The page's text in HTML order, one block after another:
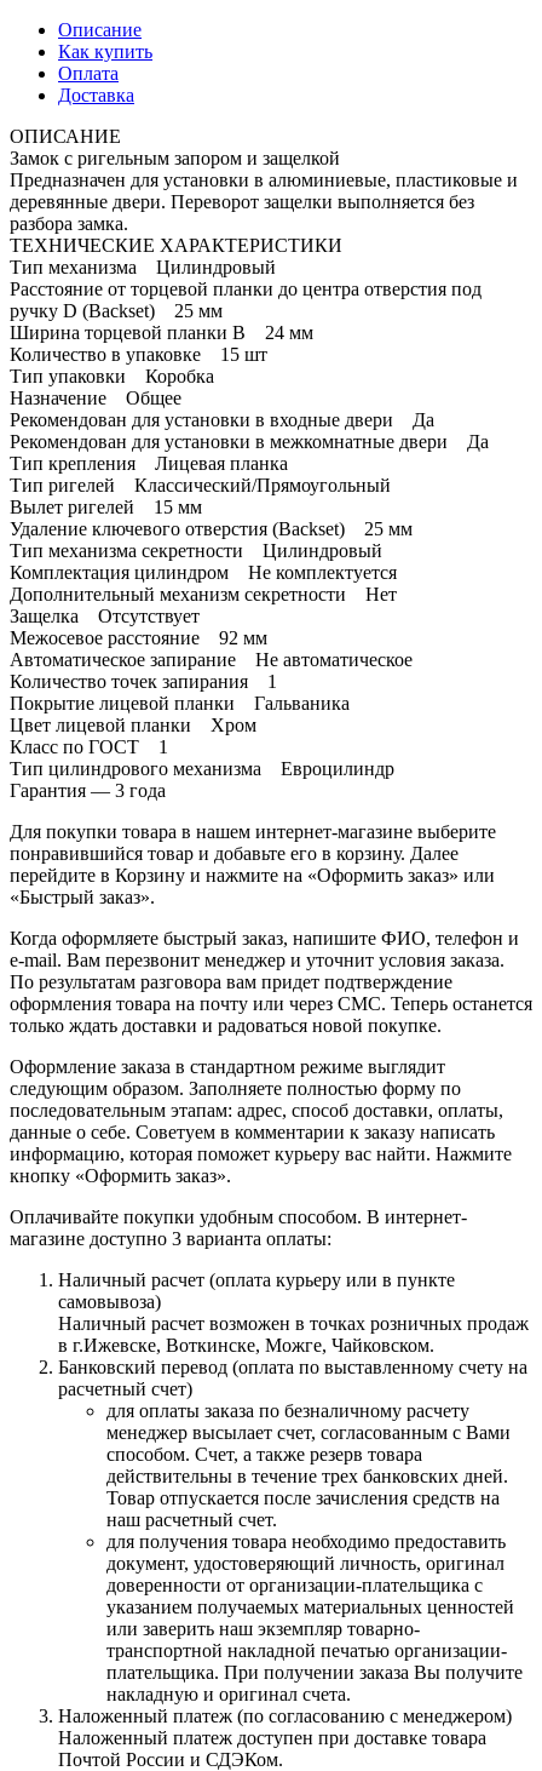
Описание
Как купить
Оплата
Доставка
ОПИСАНИЕ
Замок с ригельным запором и защелкой
Предназначен для установки в алюминиевые, пластиковые и
деревянные двери. Переворот защелки выполняется без
разбора замка.
ТЕХНИЧЕСКИЕ ХАРАКТЕРИСТИКИ
Тип механизма Цилиндровый
Расстояние от торцевой планки до центра отверстия под
ручку D (Backset) 25 мм
Ширина торцевой планки B 24 мм
Количество в упаковке 15 шт
Тип упаковки Коробка
Назначение Общее
Рекомендован для установки в входные двери Да
Рекомендован для установки в межкомнатные двери Да
Тип крепления Лицевая планка
Тип ригелей Классический/Прямоугольный
Вылет ригелей 15 мм
Удаление ключевого отверстия (Backset) 25 мм
Тип механизма секретности Цилиндровый
Комплектация цилиндром Не комплектуется
Дополнительный механизм секретности Нет
Защелка Отсутствует
Межосевое расстояние 92 мм
Автоматическое запирание Не автоматическое
Количество точек запирания 1
Покрытие лицевой планки Гальваника
Цвет лицевой планки Хром
Класс по ГОСТ 1
Тип цилиндрового механизма Евроцилиндр
Гарантия — 3 года
Для покупки товара в нашем интернет-магазине выберите
понравившийся товар и добавьте его в корзину. Далее
перейдите в Корзину и нажмите на «Оформить заказ» или
«Быстрый заказ».
Когда оформляете быстрый заказ, напишите ФИО, телефон и
e-mail. Вам перезвонит менеджер и уточнит условия заказа.
По результатам разговора вам придет подтверждение
оформления товара на почту или через СМС. Теперь останется
только ждать доставки и радоваться новой покупке.
Оформление заказа в стандартном режиме выглядит
следующим образом. Заполняете полностью форму по
последовательным этапам: адрес, способ доставки, оплаты,
данные о себе. Советуем в комментарии к заказу написать
информацию, которая поможет курьеру вас найти. Нажмите
кнопку «Оформить заказ».
Оплачивайте покупки удобным способом. В интернет-
магазине доступно 3 варианта оплаты:
Наличный расчет (оплата курьеру или в пункте
самовывоза)
Наличный расчет возможен в точках розничных продаж
в г.Ижевске, Воткинске, Можге, Чайковском.
Банковский перевод (оплата по выставленному счету на
расчетный счет)
для оплаты заказа по безналичному расчету
менеджер высылает счет, согласованным с Вами
способом. Счет, а также резерв товара
действительны в течение трех банковских дней.
Товар отпускается после зачисления средств на
наш расчетный счет.
для получения товара необходимо предоставить
документ, удостоверяющий личность, оригинал
доверенности от организации-плательщика с
указанием получаемых материальных ценностей
или заверить наш экземпляр товарно-
транспортной накладной печатью организации-
плательщика. При получении заказа Вы получите
накладную и оригинал счета.
Наложенный платеж (по согласованию с менеджером)
Наложенный платеж доступен при доставке товара
Почтой России и СДЭКом.